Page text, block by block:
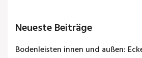
Neueste Beiträge
Bodenleisten innen und außen: